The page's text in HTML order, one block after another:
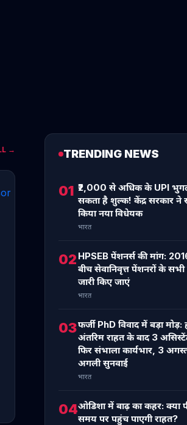
→ TRENDING NEWS
01 ₹2,000 से अधिक के UPI
सकता है शुल्क! केंद्र सरकार
किया नया विधेयक
भारत
02 HPSEB पेंशनर्स की मांग:
बीच सेवानिवृत्त पेंशनरों के
जारी किए जाएं
भारत
03फर्जी PhD विवाद में बड़ा मोड़:
अंतरिम राहत के बाद 3
फिर संभाला कार्यभार, 3
अगली सुनवाई
भारत
04ओडिशा में बाढ़ का कहर: क्या
समय पर पहुंच पाएगी राहत?